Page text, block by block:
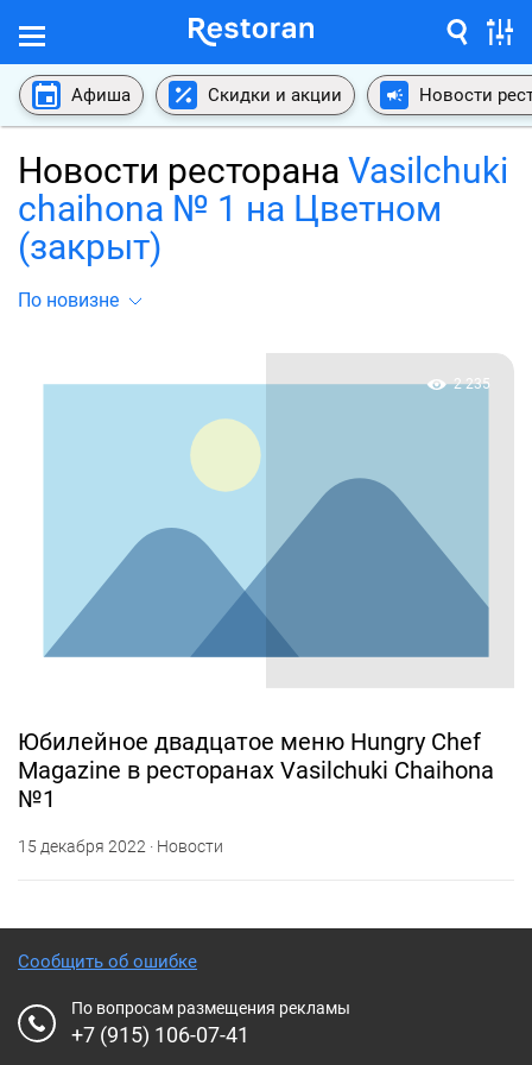
Афиша Скидки и акции Новости
Новости ресторана Vasilchuki
chaihona № 1 на Цветном
(закрыт)
По новизне
2 235
Юбилейное двадцатое меню Hungry Chef
Magazine в ресторанах Vasilchuki Chaihona
№1
15 декабря 2022 · Новости
Сообщить об ошибке
По вопросам размещения рекламы
+7 (915) 106-07-41